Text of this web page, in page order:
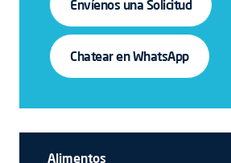
Envíenos una Solicitud
Chatear en WhatsApp
Alimentos